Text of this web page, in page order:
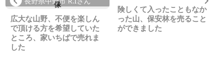
広大な山野、不便を楽しん
で頂ける方を希望していた
ところ、家いちばで売れま
した
険しくて入ったこともなか
った山、保安林を売ること
ができました